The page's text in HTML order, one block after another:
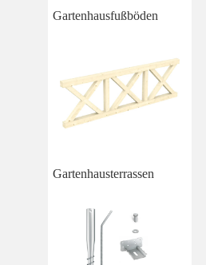
Gartenhausfußböden
Gartenhausterrassen